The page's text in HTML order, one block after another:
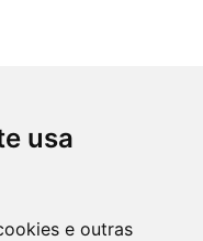
usa
e outras
SUL